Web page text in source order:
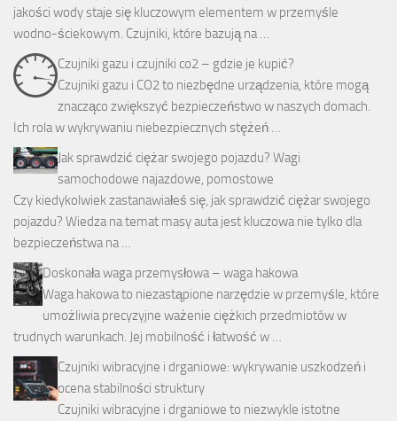
jakości wody staje się kluczowym elementem w przemyśle
wodno-ściekowym. Czujniki, które bazują na …
Czujniki gazu i czujniki co2 – gdzie je kupić?
Czujniki gazu i CO2 to niezbędne urządzenia, które mogą
znacząco zwiększyć bezpieczeństwo w naszych domach.
Ich rola w wykrywaniu niebezpiecznych stężeń …
Jak sprawdzić ciężar swojego pojazdu? Wagi
samochodowe najazdowe, pomostowe
Czy kiedykolwiek zastanawiałeś się, jak sprawdzić ciężar swojego
pojazdu? Wiedza na temat masy auta jest kluczowa nie tylko dla
bezpieczeństwa na …
Doskonała waga przemysłowa – waga hakowa
Waga hakowa to niezastąpione narzędzie w przemyśle, które
umożliwia precyzyjne ważenie ciężkich przedmiotów w
trudnych warunkach. Jej mobilność i łatwość w …
Czujniki wibracyjne i drganiowe: wykrywanie uszkodzeń i
ocena stabilności struktury
Czujniki wibracyjne i drganiowe to niezwykle istotne